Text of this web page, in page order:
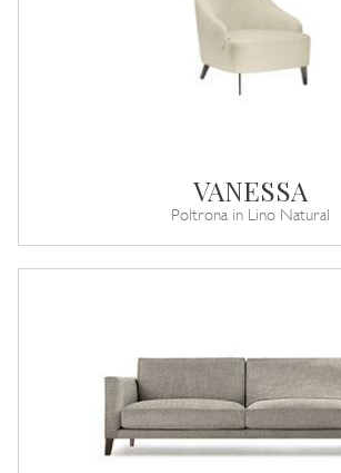
VANESSA
Poltrona in Lino Natural